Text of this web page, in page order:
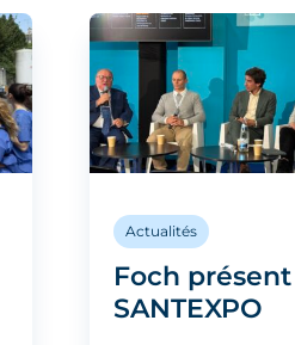
Actualités
Foch présent
SANTEXPO